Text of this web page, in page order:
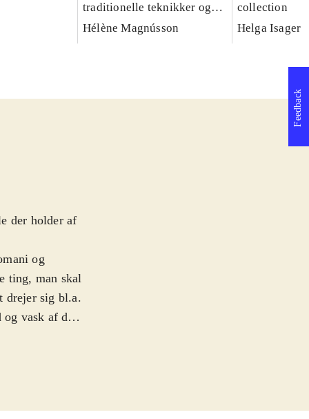
traditionelle teknikker og
projekter
Hélène Magnússon
collection
Helga Isager
der holder af
og
ting, man skal
drejer sig bl.a.
og vask af de
god
Feedback